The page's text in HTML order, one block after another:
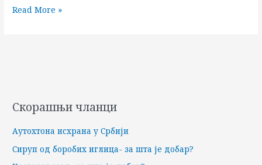
Read More »
Скорашњи чланци
Аутохтона исхрана у Србији
Сируп од боробих иглица- за шта је добар?